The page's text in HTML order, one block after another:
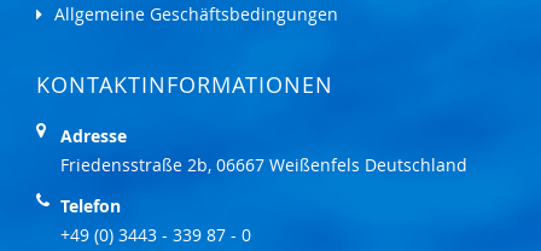
Allgemeine Geschäftsbedingungen
KONTAKTINFORMATIONEN
Adresse
Friedensstraße 2b, 06667 Weißenfels Deutschland
Telefon
+49 (0) 3443 - 339 87 - 0